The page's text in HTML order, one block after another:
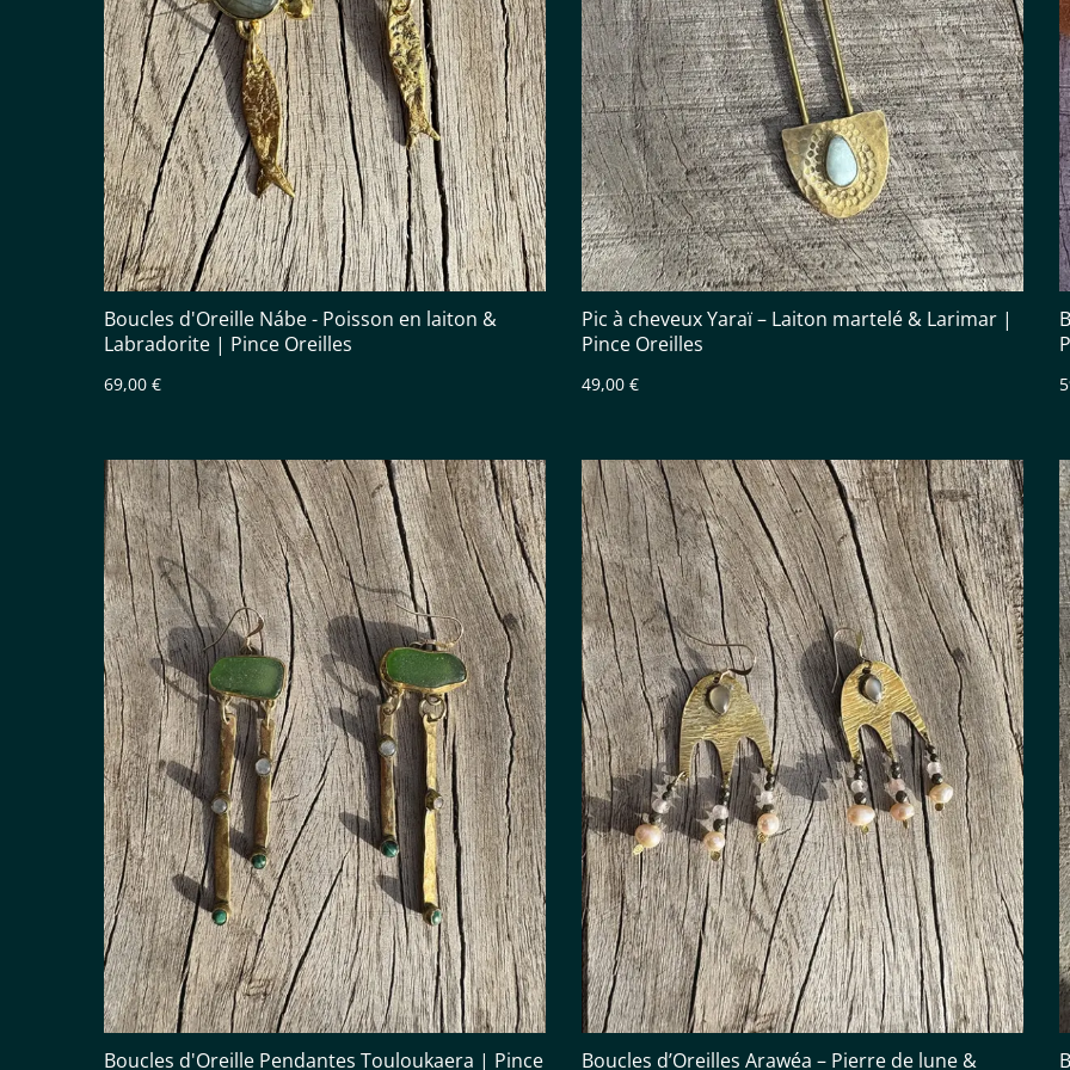
Boucles d'Oreille Nábe - Poisson en laiton &
Labradorite | Pince Oreilles
69,00 €
Pic à cheveux Yaraï – Laiton martelé & Larimar |
Pince Oreilles
49,00 €
Boucles d'Oreille Pendantes Touloukaera | Pince Boucles d’Oreilles Arawéa – Pierre de lune &